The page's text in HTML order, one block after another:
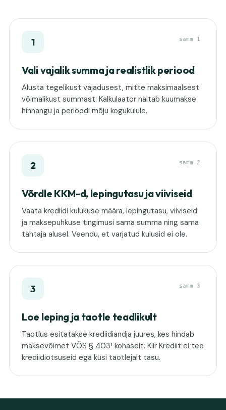
samm 1
1
Vali vajalik summa ja realistlik periood
Alusta tegelikust vajadusest, mitte maksimaalsest
võimalikust summast. Kalkulaator näitab kuumakse
hinnangu ja perioodi mõju kogukulule.
samm 2
2
Võrdle KKM-d, lepingutasu ja viiviseid
Vaata krediidi kulukuse määra, lepingutasu, viiviseid
ja maksepuhkuse tingimusi sama summa ning sama
tähtaja alusel. Veendu, et varjatud kulusid ei ole.
samm 3
3
Loe leping ja taotle teadlikult
Taotlus esitatakse krediidiandja juures, kes hindab
maksevõimet VÕS § 403¹ kohaselt. Kiir Krediit ei tee
krediidiotsuseid ega küsi taotlejalt tasu.